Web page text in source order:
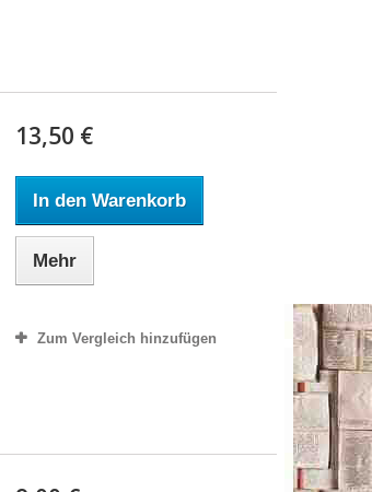
13,50 €
In den Warenkorb
Mehr
Zum Vergleich hinzufügen